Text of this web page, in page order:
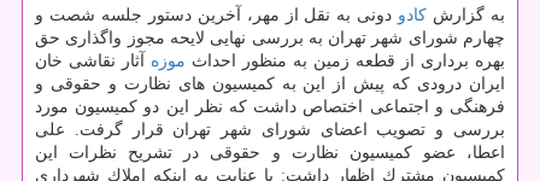
به گزارش كادو دونی به نقل از مهر، آخرین دستور جلسه شصت و
چهارم شورای شهر تهران به بررسی نهایی لایحه مجوز واگذاری حق
بهره برداری از قطعه زمین به منظور احداث موزه آثار نقاشی خان
ایران درودی كه پیش از این به كمیسیون های نظارت و حقوقی و
فرهنگی و اجتماعی اختصاص داشت كه نظر این دو كمیسیون مورد
بررسی و تصویب اعضای شورای شهر تهران قرار گرفت. علی
اعطا، عضو كمیسیون نظارت و حقوقی در تشریح نظرات این
كمیسیون مشترك اظهار داشت: با عنایت به اینكه املاك شهرداری